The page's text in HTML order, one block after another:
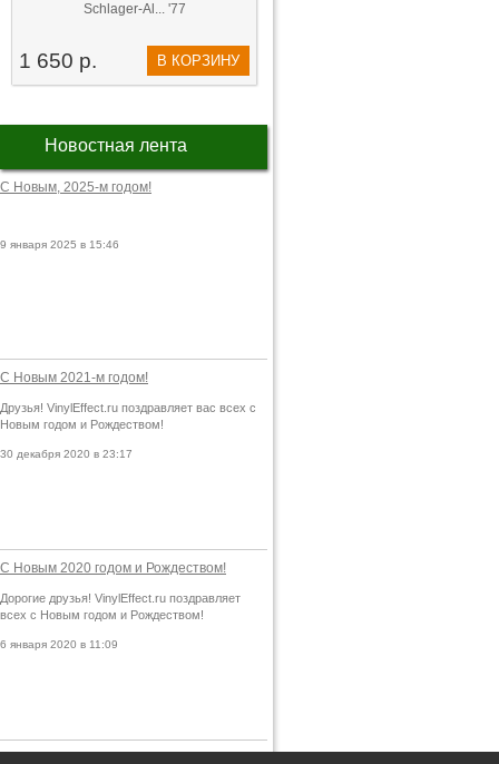
Schlager-Al... '77
1 650 р. В КОРЗИНУ
Новостная лента
С Новым, 2025-м годом!
9 января 2025 в 15:46
С Новым 2021-м годом!
Друзья! VinylEffect.ru поздравляет вас всех с
Новым годом и Рождеством!
30 декабря 2020 в 23:17
С Новым 2020 годом и Рождеством!
Дорогие друзья! VinylEffect.ru поздравляет
всех с Новым годом и Рождеством!
6 января 2020 в 11:09